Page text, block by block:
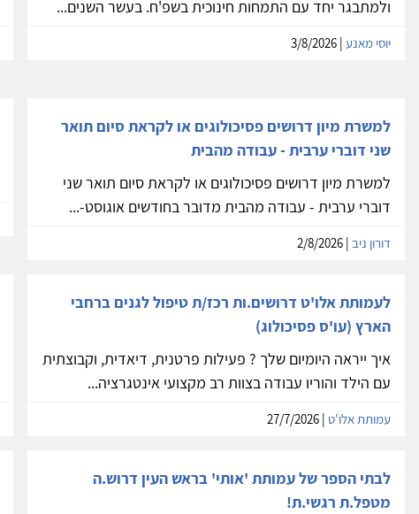
ולמתבגר יחד עם התמחות חינוכית בשפ'ח. בעשר השנים...
יוסי מאנע
למשרת מיון דרושים פסיכולוגים או לקראת סיום תואר
שני דוברי ערבית - עבודה מהבית
למשרת מיון דרושים פסיכולוגים או לקראת סיום תואר שני
דוברי ערבית - עבודה מהבית מדובר בחודשים אוגוסט-...
דורון ניב
לעמותת אלו'ט דרושים.ות רכז/ת טיפול לגנים ברחבי
הארץ (עו'ס פסיכולוג)
איך ייראה היומיום שלך ? פעילות פרטנית, דיאדית, וקבוצתית
עם הילד והוריו עבודה בצוות רב מקצועי אינטגרציה...
עמותת אלו'ט
לבתי הספר של עמותת 'אותי' בראש העין דרוש.ה
מטפל.ת רגשי.ת!